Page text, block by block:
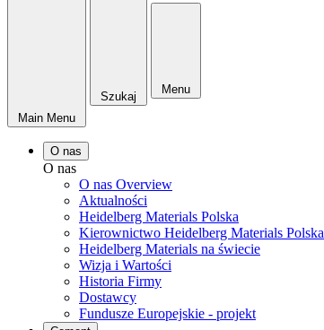
Main Menu
Szukaj
Menu
O nas
O nas
O nas Overview
Aktualności
Heidelberg Materials Polska
Kierownictwo Heidelberg Materials Polska
Heidelberg Materials na świecie
Wizja i Wartości
Historia Firmy
Dostawcy
Fundusze Europejskie - projekt